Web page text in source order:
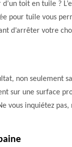
toit en tuile ?
pour tuile vous
d’arrêter votre
non seulement
sur une surface
vous inquiétez